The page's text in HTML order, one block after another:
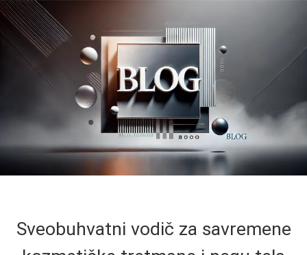
Sveobuhvatni vodič za savremene